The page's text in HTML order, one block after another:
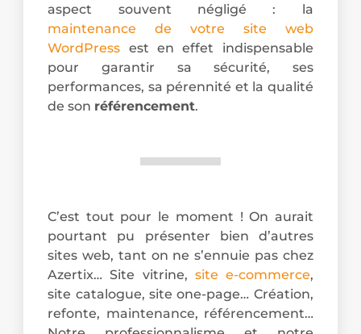
aspect souvent négligé : la
maintenance de votre site web
WordPress est en effet indispensable
pour garantir sa sécurité, ses
performances, sa pérennité et la qualité
de son référencement.
C’est tout pour le moment ! On aurait
pourtant pu présenter bien d’autres
sites web, tant on ne s’ennuie pas chez
Azertix… Site vitrine, site e-commerce,
site catalogue, site one-page… Création,
refonte, maintenance, référencement…